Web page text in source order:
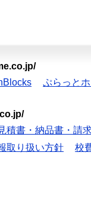
ぷらっと
積書・納品書・請
取り扱い方針 校